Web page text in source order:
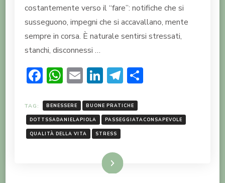
costantemente verso il “fare”: notifiche che si
susseguono, impegni che si accavallano, mente
sempre in corsa. È naturale sentirsi stressati,
stanchi, disconnessi …
Facebook
WhatsApp
EmailLinkedIn
Telegram
TAG: BENESSERE BUONE PRATICHE
DOTTSSADANIELAPIOLA PASSEGGIATACONSAPEVOLE
QUALITÀ DELLA VITA STRESS
LEGGI TUTTO